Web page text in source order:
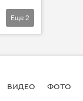
Еще 2
ВИДЕО ФОТО